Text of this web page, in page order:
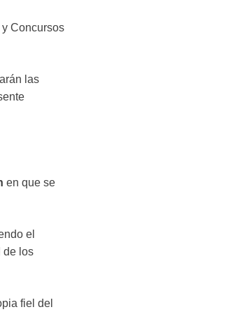
Concursos
las
en que se
el
de los
fiel del